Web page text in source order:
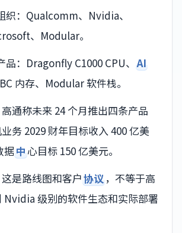
织：Qualcomm、Nvidia、
、Modular。
：Dragonfly C1000 CPU、 AI
内存、Modular 软件栈。
通称未来 24 个月推出四条产品
务 2029 财年目标收入 400 亿美
据中 心目标 150 亿美元。
是路线图和客户协议 ，不等于高
Nvidia 级别的软件生态和实际部署